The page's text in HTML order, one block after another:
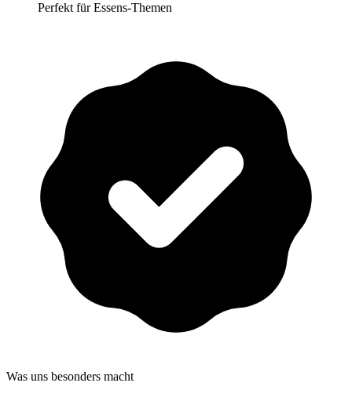
Perfekt für Essens-Themen
Was uns besonders macht